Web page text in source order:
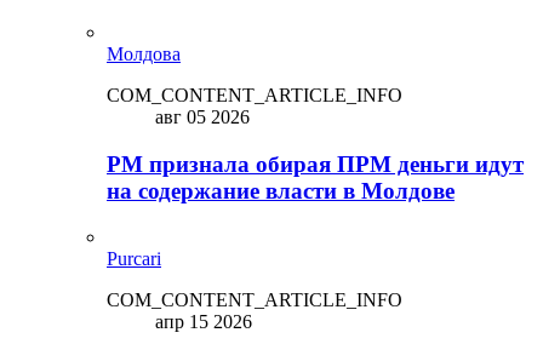
Молдова
COM_CONTENT_ARTICLE_INFO
авг 05 2026
PM признала обирая ПРМ деньги идут
на содержание власти в Молдове
Purcari
COM_CONTENT_ARTICLE_INFO
апр 15 2026